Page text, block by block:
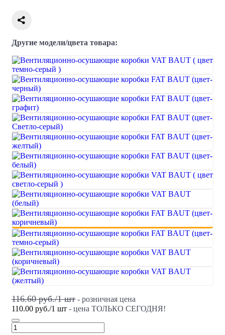
Другие модели/цвета товара:
116.60 руб./1шт - розничная цена
110.00 руб./1 шт - цена ТОЛЬКО СЕГОДНЯ!